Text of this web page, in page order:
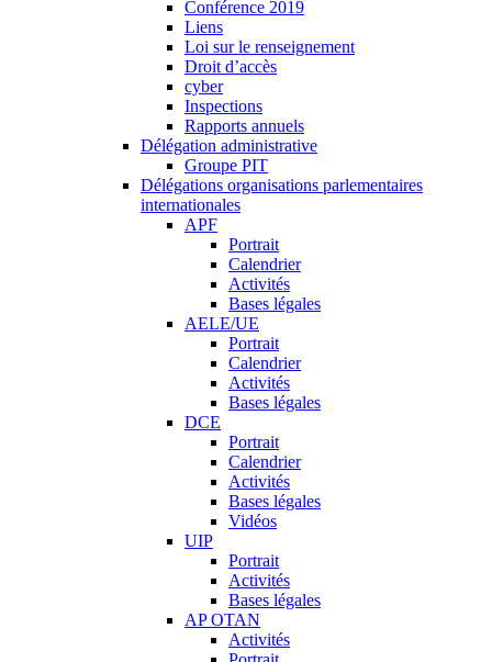
Conférence 2019
Liens
Loi sur le renseignement
Droit d’accès
cyber
Inspections
Rapports annuels
Délégation administrative
Groupe PIT
Délégations organisations parlementaires
internationales
APF
Portrait
Calendrier
Activités
Bases légales
AELE/UE
Portrait
Calendrier
Activités
Bases légales
DCE
Portrait
Calendrier
Activités
Bases légales
Vidéos
UIP
Portrait
Activités
Bases légales
AP OTAN
Activités